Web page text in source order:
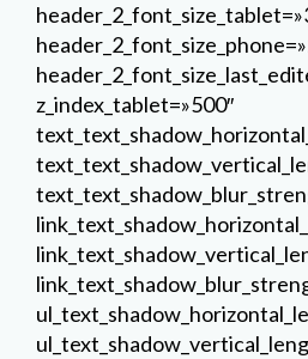
z_index_tablet=»500″